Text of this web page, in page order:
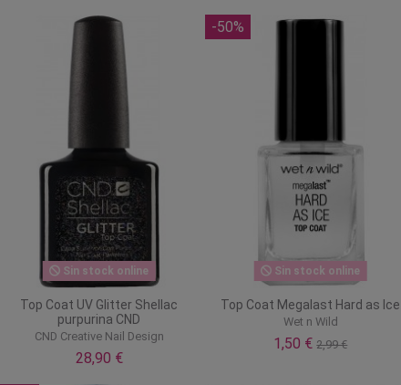
Sin stock online
Top Coat UV Glitter Shellac
purpurina CND
CND Creative Nail Design
28,90 €
-50%
Sin stock online
Top Coat Megalast Hard as Ice
Wet n Wild
1,50 €2,99 €